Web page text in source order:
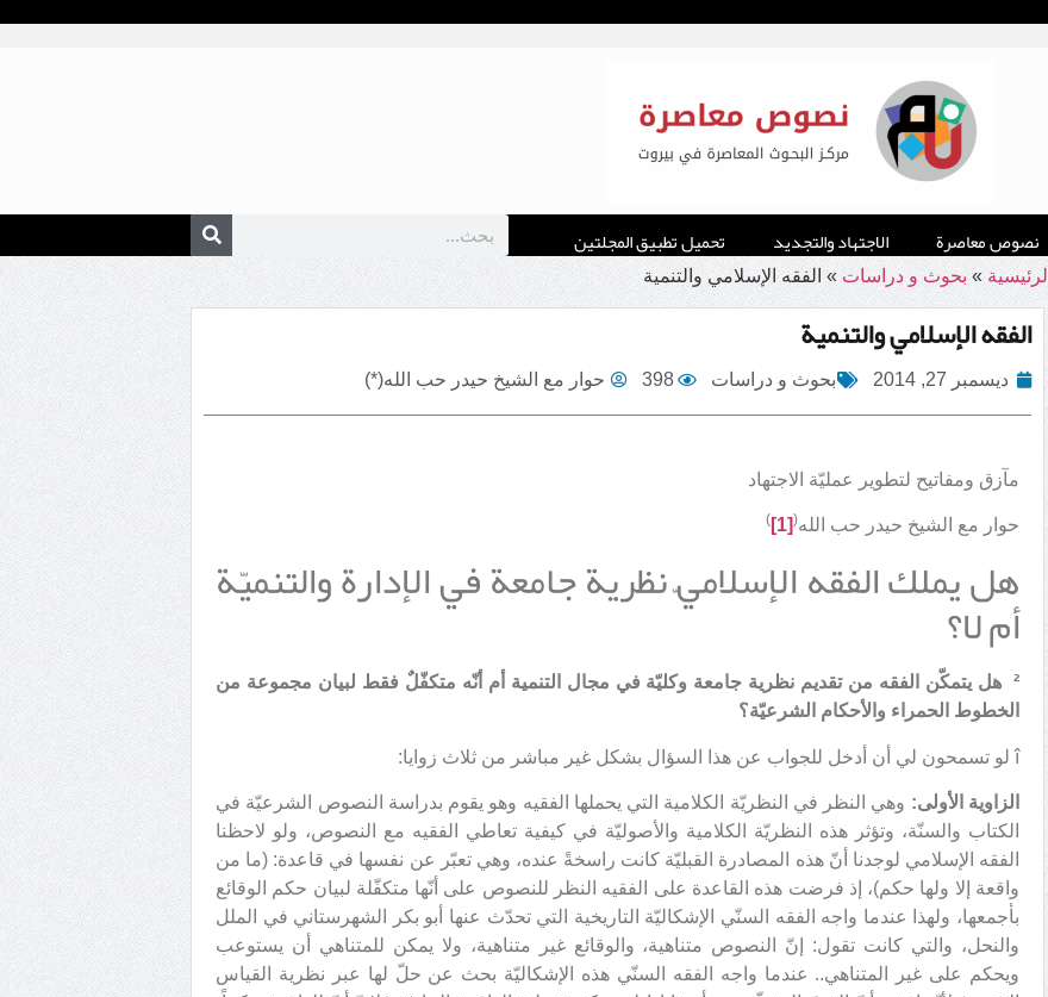
نصوص معاصرة الاجتهاد والتجديد تحميل تطبيق المجلتين
الرئيسية » بحوث و دراسات » الفقه الإسلامي والتنمية
الفقه الإسلامي والتنمية
ديسمبر 27, 2014 بحوث و دراسات 398 حوار مع الشيخ حيدر حب الله(*)
مآزق ومفاتيح لتطوير عمليّة الاجتهاد
حوار مع الشيخ حيدر حب الله(
[1]
)
هل يملك الفقه الإسلاميّ نظرية جامعة في الإدارة والتنميّة
أم لا؟
² هل يتمكّن الفقه من تقديم نظرية جامعة وكليّة في مجال التنمية أم أنّه متكفّلٌ فقط لبيان مجموعة من
الخطوط الحمراء والأحكام الشرعيّة؟
î لو تسمحون لي أن أدخل للجواب عن هذا السؤال بشكل غير مباشر من ثلاث زوايا:
الزاوية الأولى: وهي النظر في النظريّة الكلامية التي يحملها الفقيه وهو يقوم بدراسة النصوص الشرعيّة في
الكتاب والسنّة، وتؤثر هذه النظريّة الكلامية والأصوليّة في كيفية تعاطي الفقيه مع النصوص، ولو لاحظنا
الفقه الإسلامي لوجدنا أنّ هذه المصادرة القبليّة كانت راسخةً عنده، وهي تعبّر عن نفسها في قاعدة: (ما من
واقعة إلا ولها حكم)، إذ فرضت هذه القاعدة على الفقيه النظر للنصوص على أنّها متكفّلة لبيان حكم الوقائع
بأجمعها، ولهذا عندما واجه الفقه السنّي الإشكاليّة التاريخية التي تحدّث عنها أبو بكر الشهرستاني في الملل
والنحل، والتي كانت تقول: إنّ النصوص متناهية، والوقائع غير متناهية، ولا يمكن للمتناهي أن يستوعب
ويحكم على غير المتناهي.. عندما واجه الفقه السنّي هذه الإشكاليّة بحث عن حلّ لها عبر نظرية القياس